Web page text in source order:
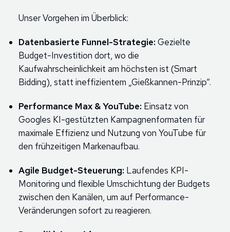
Unser Vorgehen im Überblick:
Datenbasierte Funnel-Strategie: Gezielte
Budget-Investition dort, wo die
Kaufwahrscheinlichkeit am höchsten ist (Smart
Bidding), statt ineffizientem „Gießkannen-Prinzip“.
Performance Max & YouTube: Einsatz von
Googles KI-gestützten Kampagnenformaten für
maximale Effizienz und Nutzung von YouTube für
den frühzeitigen Markenaufbau.
Agile Budget-Steuerung: Laufendes KPI-
Monitoring und flexible Umschichtung der Budgets
zwischen den Kanälen, um auf Performance-
Veränderungen sofort zu reagieren.